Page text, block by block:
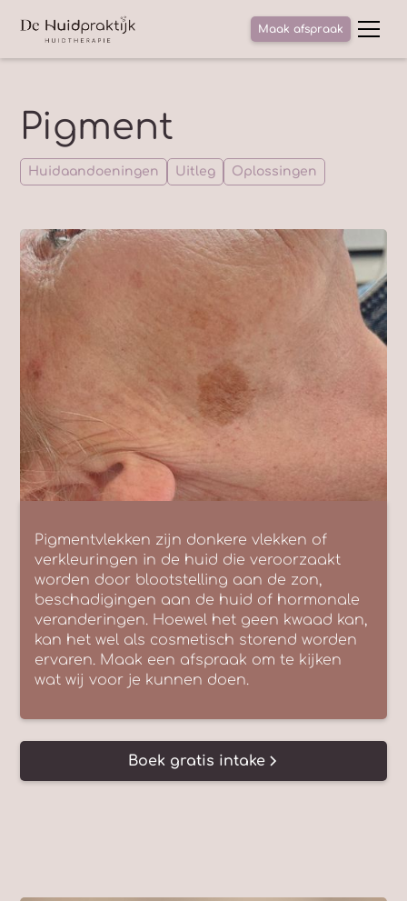
Maak afspraak
Pigment
Huidaandoeningen Uitleg Oplossingen
Pigmentvlekken zijn donkere vlekken of
verkleuringen in de huid die veroorzaakt
worden door blootstelling aan de zon,
beschadigingen aan de huid of hormonale
veranderingen. Hoewel het geen kwaad kan,
kan het wel als cosmetisch storend worden
ervaren. Maak een afspraak om te kijken
wat wij voor je kunnen doen.
Boek gratis intake